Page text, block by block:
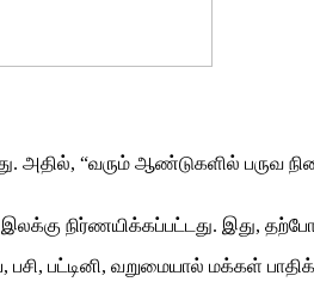
“வரும் ஆண்டுகளில் பருவ
நிர்ணயிக்கப்பட்டது. இது,
பட்டினி, வறுமையால் மக்கள்